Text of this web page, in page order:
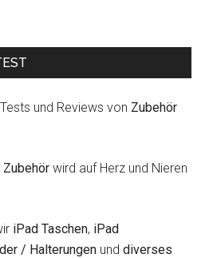
und Reviews von Zubehör
Zubehör wird auf Herz und Nieren
iPad Taschen, iPad
/ Halterungen unddiverses